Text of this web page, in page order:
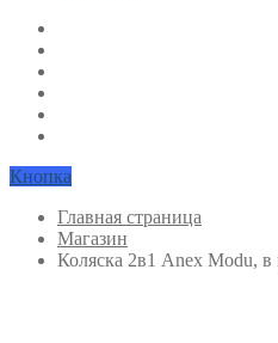
Кнопка
Главная страница
Магазин
Коляска 2в1 Anex Modu, в